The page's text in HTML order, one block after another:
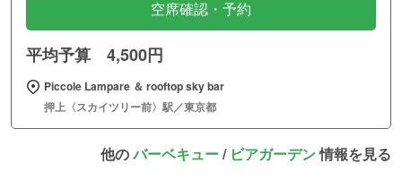
空席確認・予約
平均予算 4,500円
Piccole Lampare ＆ rooftop sky bar
押上〈スカイツリー前〉駅／東京都
他のバーベキュー/ ビアガーデン情報を見る